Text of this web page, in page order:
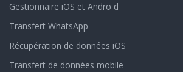
Gestionnaire iOS et Androïd
Transfert WhatsApp
Récupération de données iOS
Transfert de données mobile